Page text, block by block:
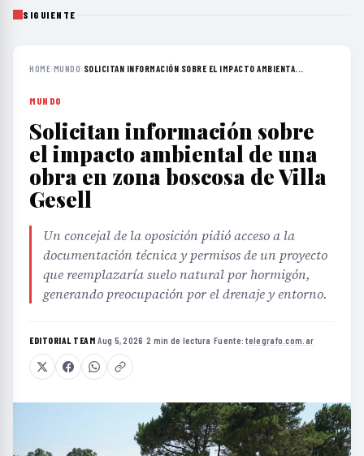
SIGUIENTE
HOME›MUNDO› SOLICITAN INFORMACIÓN SOBRE EL IMPACTO AMBIENTA...
MUNDO
Solicitan información sobre
el impacto ambiental de una
obra en zona boscosa de Villa
Gesell
Un concejal de la oposición pidió acceso a la
documentación técnica y permisos de un proyecto
que reemplazaría suelo natural por hormigón,
generando preocupación por el drenaje y entorno.
EDITORIAL TEAM·Aug 5, 2026 ·2 min de lectura ·Fuente:telegrafo.com.ar